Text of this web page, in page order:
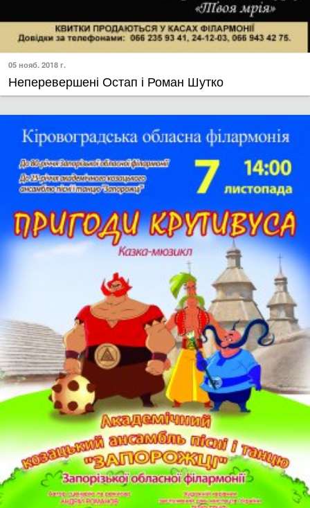
05 нояб. 2018 г.
Неперевершені Остап і Роман Шутко